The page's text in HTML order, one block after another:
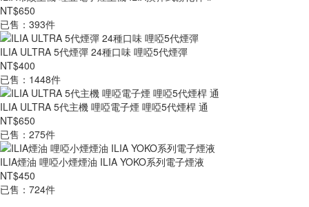
NT$650
已售：393件
ILIA ULTRA 5代煙彈 24種口味 哩啞5代煙彈
NT$400
已售：1448件
ILIA ULTRA 5代主機 哩啞電子煙 哩啞5代煙桿 通
NT$650
已售：275件
ILIA煙油 哩啞小煙煙油 ILIA YOKO系列電子煙液
NT$450
已售：724件